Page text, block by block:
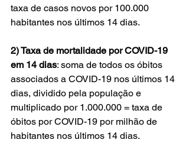
taxa de casos novos por 100.000
habitantes nos últimos 14 dias.
2) Taxa de mortalidade por COVID-19
em 14 dias: soma de todos os óbitos
associados a COVID-19 nos últimos 14
dias, dividido pela população e
multiplicado por 1.000.000 = taxa de
óbitos por COVID-19 por milhão de
habitantes nos últimos 14 dias.